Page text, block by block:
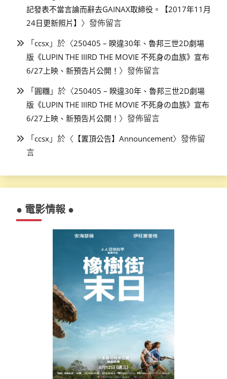
記發表不當言論而辭去GAINAX取締役。【2017年11月
24日更新照片】 〉發佈留言
「ccsx 」於〈250405 – 睽違30年、魯邦三世2D劇場
版《LUPIN THE IIIRD THE MOVIE 不死身の血族》宣布
6/27上映、新預告片公開！ 〉發佈留言
「圓糰 」於〈250405 – 睽違30年、魯邦三世2D劇場
版《LUPIN THE IIIRD THE MOVIE 不死身の血族》宣布
6/27上映、新預告片公開！ 〉發佈留言
「ccsx 」於〈 【置頂公告】Announcement〉發佈留
言
● 電影情報 ●